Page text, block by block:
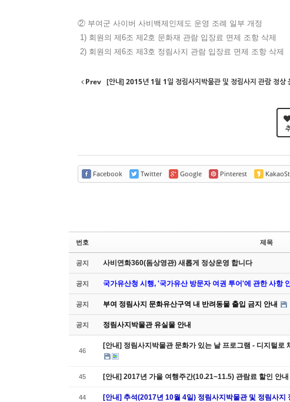
② 부여군 사이버 사비백제인제도 운영 조례 일부 개정
1) 회원의 제6조 제2호 문화재 관람 입장료 면제 조항 삭제
2) 회원의 제6조 제3호 정림사지 관람 입장료 면제 조항 삭제
Prev [안내] 2015년 1월 1일 정림사지박물관 및 정림사지 관람 정상
Facebook Twitter Google Pinterest
번호 제목
공지 사비연화360(돔상영관) 새롭게 정상운영 합니다
공지 국가유산청 시행, '국가유산 방문자 여권 투어'에 관한 사항
공지 부여 정림사지 문화유산구역 내 반려동물 출입 금지 안내
공지 정림사지박물관 유실물 안내
46
[안내] 정림사지박물관 문화가 있는 날 프로그램 - 디지털로
45 [안내] 2017년 가을 여행주간(10.21~11.5) 관람료 할인 안내
44 [안내] 추석(2017년 10월 4일) 정림사지박물관 및 정림사지